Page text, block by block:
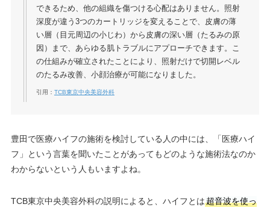
できるため、他の組織を傷つける心配はありません。照射
深度が違う3つのカートリッジを変えることで、皮膚の薄
い層（目元周辺の小じわ）から皮膚の深い層（たるみの原
因）まで、あらゆる肌トラブルにアプローチできます。こ
の仕組みが確立されたことにより、照射だけで切開レベル
のたるみ改善、小顔治療が可能になりました。
引用： TCB東京中央美容外科
豊田で医療ハイフの施術を検討している人の中には、「医療ハイ
フ」という言葉を聞いたことがあってもどのような施術法なのか
わからないという人もいますよね。
TCB東京中央美容外科の説明によると、ハイフとは超音波を使っ